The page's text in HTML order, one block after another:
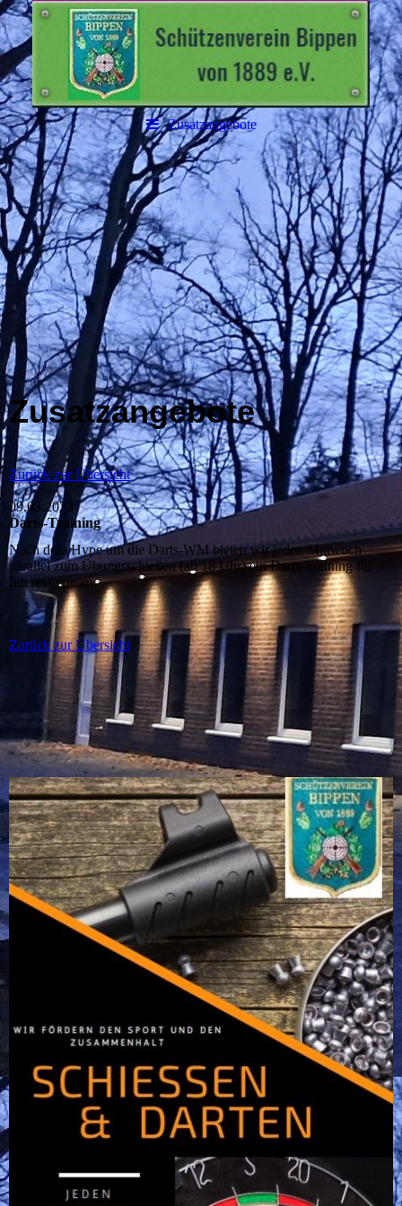
Zusatzangebote
Zusatzangebote
Zurück zur Übersicht
09.03.2023
Darts-Training
Nach dem Hype um die Darts-WM bieten wir jeden Mittwoch
parallel zum Übungsschießen (ab 18 Uhr) ein Darts-Training für
Interessierte an.
Zurück zur Übersicht